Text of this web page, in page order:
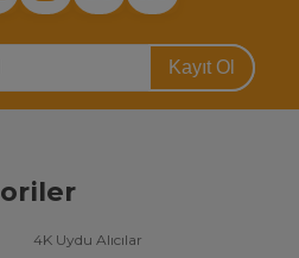
Kayıt Ol
4K Uydu Alıcılar